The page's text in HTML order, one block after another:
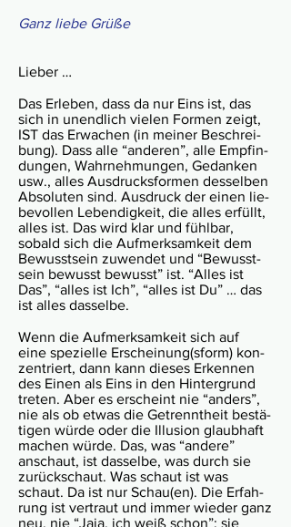
Ganz liebe Grüße
Lieber …
Das Erleben, dass da nur Eins ist, das
sich in unend­lich vielen For­men zeigt,
IST das Erwa­chen (in meiner Beschrei­
bung). Dass alle “ande­ren”, alle Empfin­
dun­gen, Wahr­neh­mung­en, Gedan­ken
usw., alles Aus­drucks­for­men des­sel­ben
Abso­lu­ten sind. Aus­druck der einen lie­
be­vol­len Leben­dig­keit, die alles erfüllt,
alles ist. Das wird klar und fühl­bar,
sobald sich die Auf­merk­sam­keit dem
Bewusst­sein zuwen­det und “Bewusst­
sein bewusst bewusst” ist. “Alles ist
Das”, “alles ist Ich”, “alles ist Du” … das
ist alles das­selbe.
Wenn die Auf­merk­sam­keit sich auf
eine spe­zielle Erschei­nung­(sform) kon­
zen­triert, dann kann dieses Erken­nen
des Einen als Eins in den Hin­ter­grund
tre­ten. Aber es erscheint nie “anders”,
nie als ob etwas die Getrennt­heit bestä­
ti­gen würde oder die Illu­sion glaub­haft
machen würde. Das, was “andere”
anschaut, ist das­selbe, was durch sie
zurück­schaut. Was schaut ist was
schaut. Da ist nur Schau(en). Die Erfah­
rung ist ver­traut und immer wie­der ganz
neu, nie “Jaja, ich weiß schon”; sie